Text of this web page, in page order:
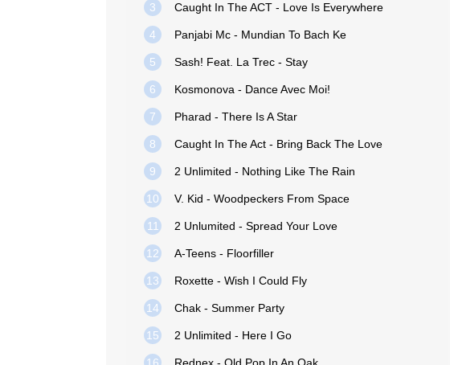
3 Caught In The ACT - Love Is Everywhere
4 Panjabi Mc - Mundian To Bach Ke
5 Sash! Feat. La Trec - Stay
6 Kosmonova - Dance Avec Moi!
7 Pharad - There Is A Star
8 Caught In The Act - Bring Back The Love
9 2 Unlimited - Nothing Like The Rain
10 V. Kid - Woodpeckers From Space
11 2 Unlumited - Spread Your Love
12 A-Teens - Floorfiller
13 Roxette - Wish I Could Fly
14 Chak - Summer Party
15 2 Unlimited - Here I Go